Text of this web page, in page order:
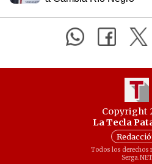
Copyright
La Tecla
Todos los derechos
Serga.NET